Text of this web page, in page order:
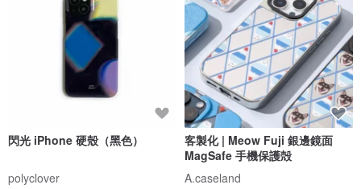
閃光 iPhone 硬殼（黑色）
polyclover
客製化 | Meow Fuji 銀邊鏡面
MagSafe 手機保護殻
A.caseland